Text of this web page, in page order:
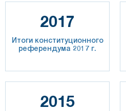
2017
Итоги конституционного
референдума 2017 г.
2015